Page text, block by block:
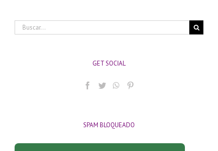
Buscar:
GET SOCIAL
SPAM BLOQUEADO